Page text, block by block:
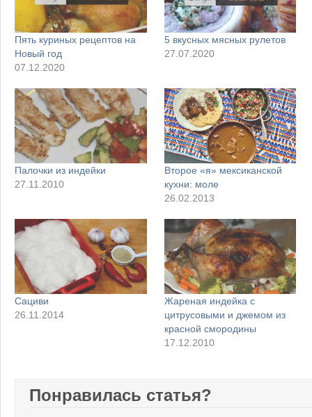
Пять куриных рецептов на
Новый год
07.12.2020
5 вкусных мясных рулетов
27.07.2020
Палочки из индейки
27.11.2010
Второе «я» мексиканской
кухни: моле
26.02.2013
Сациви
26.11.2014
Жареная индейка с
цитрусовыми и джемом из
красной смородины
17.12.2010
Понравилась статья?